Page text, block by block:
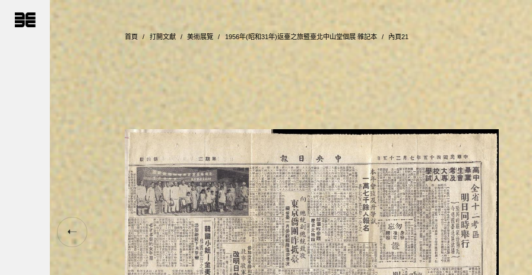
首頁 打開文獻 美術展覽 1956年(昭和31年)返臺之旅暨臺北中山堂個展 雜記本 內頁21